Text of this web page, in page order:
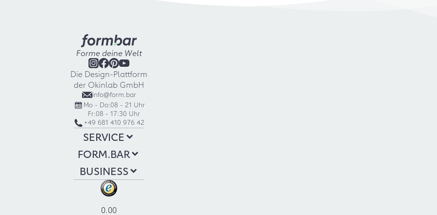
Forme deine Welt
Die Design-Plattform
der Okinlab GmbH
info@form.bar
Mo - Do:08 - 21 Uhr
Fr:08 - 17:30 Uhr
+49 681 410 976 42
SERVICE
FORM.BAR
BUSINESS
0.00